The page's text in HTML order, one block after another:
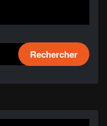
Rechercher